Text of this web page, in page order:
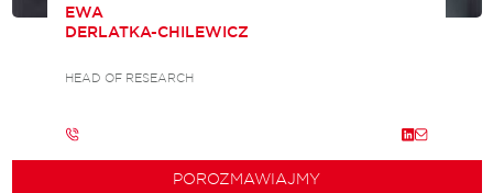
EWA
DERLATKA-CHILEWICZ
HEAD OF RESEARCH
POROZMAWIAJMY